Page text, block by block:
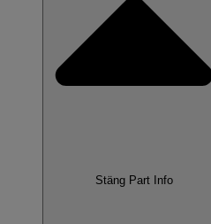
Stäng Part Info